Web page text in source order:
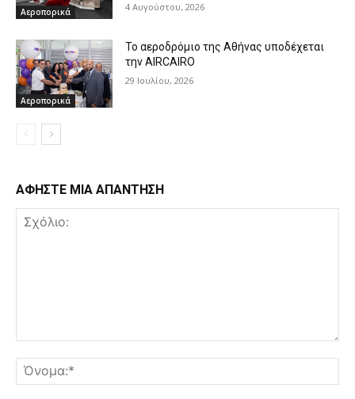
Αεροπορικά 4 Αυγούστου, 2026
Αεροπορικά
Το αεροδρόμιο της Αθήνας υποδέχεται
την AIRCAIRO
29 Ιουλίου, 2026
ΑΦΗΣΤΕ ΜΙΑ ΑΠΑΝΤΗΣΗ